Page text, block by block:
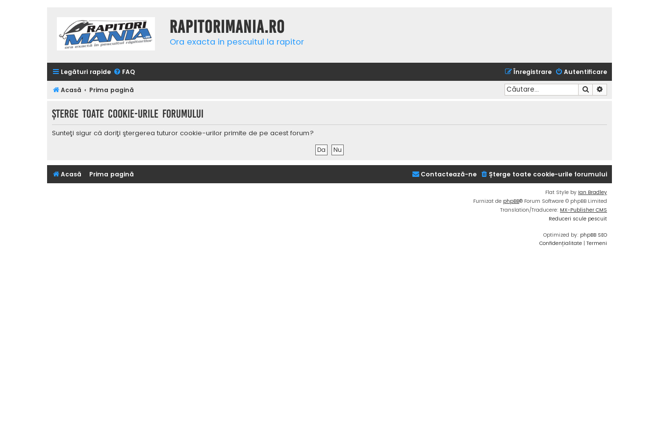
Rapitorimania.ro
Ora exacta in pescuitul la rapitor
Legături rapide FAQ Autentificare
Înregistrare
Acasă Prima pagină Căutare
Şterge toate cookie-urile forumului
Sunteţi sigur că doriţi ştergerea tuturor cookie-urilor primite de pe acest forum?
Acasă Prima pagină Şterge toate cookie-urile forumului
Contactează-ne
Flat Style by Ian Bradley
Furnizat de phpBB® Forum Software © phpBB Limited
Translation/Traducere: MX-Publisher CMS
Reduceri scule pescuit
Optimized by: phpBB SEO
Confidențialitate | Termeni